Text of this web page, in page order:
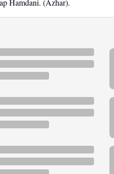
Hamdani. (Azhar).